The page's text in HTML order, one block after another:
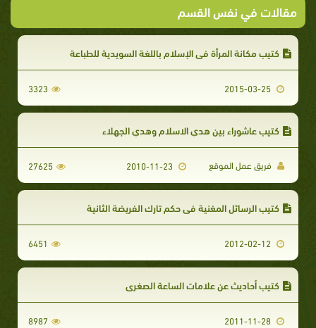
مقالات في نفس القسم
كتيب مكانة المرأة في الإسلام باللغة السويدية للطباعة
3323
كتيب عاشوراء بين هدي الاسلام وهدي الجهلاء
فريق عمل الموقع 27625
كتيب الرسائل المغنية في حكم تارك الفريضة الثانية
6451
كتيب أحاديث عن علامات الساعة الصغرى
8987